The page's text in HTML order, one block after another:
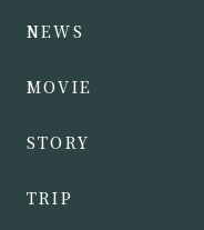
NEWS
MOVIE
STORY
TRIP